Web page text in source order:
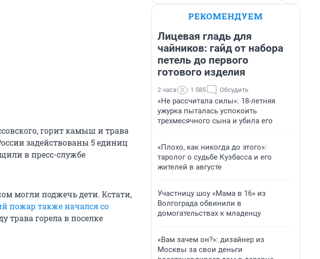
горит камыш и трава
задействованы 5 единиц
в пресс-службе
могли поджечь дети. Кстати,
пожар также начался со
трава горела в поселке
РЕКОМЕНДУЕМ
Лицевая гладь для
чайников: гайд от набора
петель до первого
готового изделия
2 часа 1 585 Обсудить
«Не рассчитала силы»: 18-летняя
ужурка пыталась успокоить
трехмесячного сына и убила его
«Плохо, как никогда до этого»:
таролог о судьбе Кузбасса и его
жителей в августе
Участницу шоу «Мама в 16» из
Волгограда обвинили в
домогательствах к младенцу
«Вам зачем он?»: дизайнер из
Москвы за свои деньги